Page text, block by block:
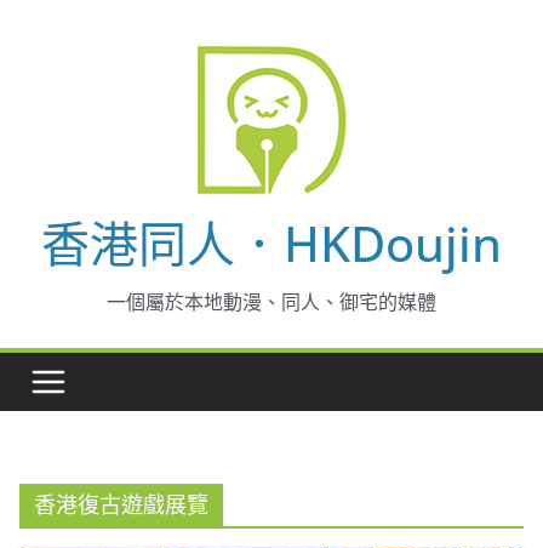
香港同人．HKDoujin
一個屬於本地動漫、同人、御宅的媒體
香港復古遊戲展覽